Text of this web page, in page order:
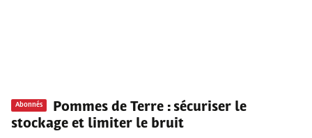
Abonnés Pommes de Terre : sécuriser le
stockage et limiter le bruit